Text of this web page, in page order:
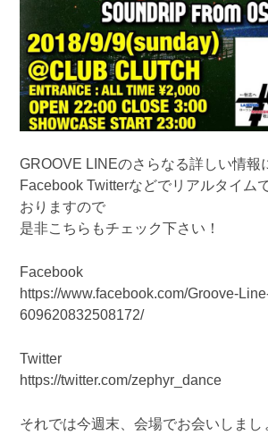
GROOVE LINEのさらなる詳しい情報
Facebook Twitterなどでリアルタイム
おりますので
是非こちらもチェック下さい！
Facebook
https://www.facebook.com/Groove-
609620832508172/
Twitter
https://twitter.com/zephyr_dance
それでは今週末、会場でお会いしまし